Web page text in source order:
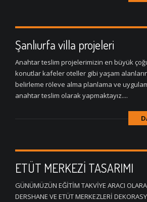
Şanlıurfa villa projeleri
Anahtar teslim projelerimizin en büyük
konutlar kafeler oteller gibi yaşam
belirleme röleve alma planlama ve
anahtar teslim olarak yapmaktayız....
ETÜT MERKEZİ TASARIMI
GÜNÜMÜZÜN EĞİTİM TAKVİYE ARACI
DERSHANE VE ETÜT MERKEZLERİ